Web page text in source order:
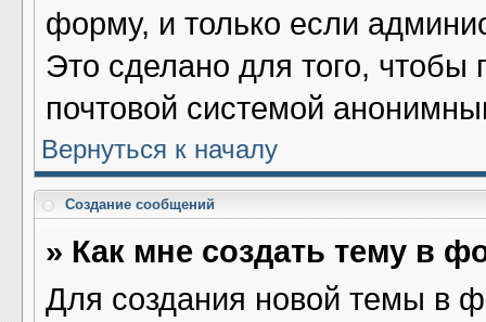
форму, и только если
Это сделано для того, чтобы
почтовой системой
Вернуться к началу
Создание сообщений
» Как мне создать тему в
Для создания новой темы в